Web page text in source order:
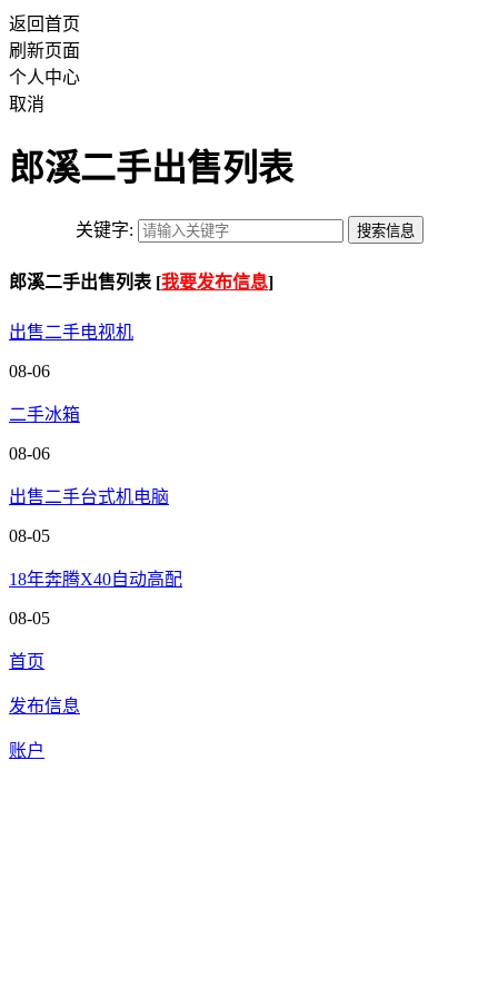
返回首页
刷新页面
个人中心
取消
郎溪二手出售列表
关键字:
郎溪二手出售列表 [我要发布信息]
出售二手电视机
08-06
二手冰箱
08-06
出售二手台式机电脑
08-05
18年奔腾X40自动高配
08-05
首页
发布信息
账户